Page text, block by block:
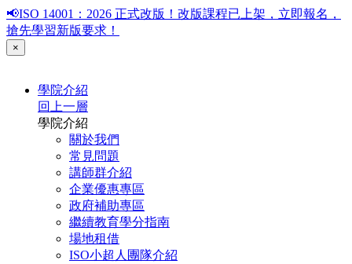
📢ISO 14001：2026 正式改版！改版課程已上架，立即報名，
搶先學習新版要求！
×
學院介紹
回上一層
學院介紹
關於我們
常見問題
講師群介紹
企業優惠專區
政府補助專區
繼續教育學分指南
場地租借
ISO小超人團隊介紹